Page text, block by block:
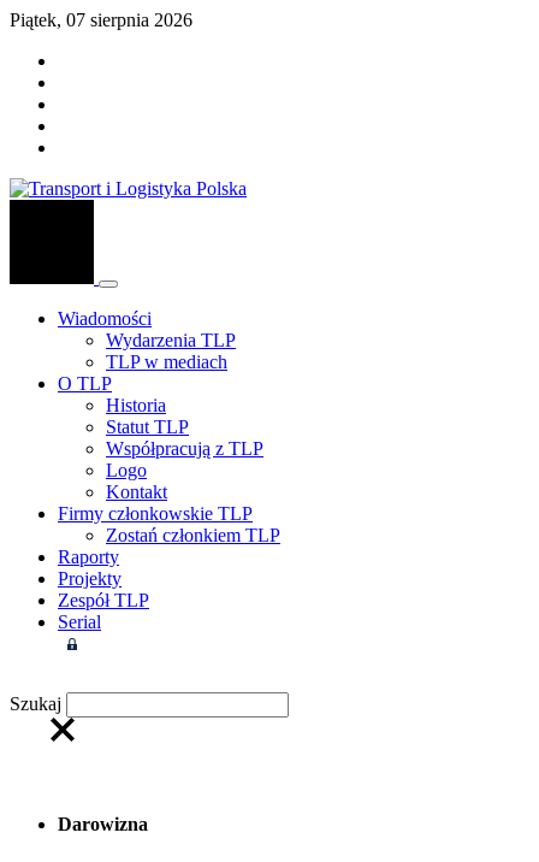
Piątek, 07 sierpnia 2026
Wiadomości
Wydarzenia TLP
TLP w mediach
O TLP
Historia
Statut TLP
Współpracują z TLP
Logo
Kontakt
Firmy członkowskie TLP
Zostań członkiem TLP
Raporty
Projekty
Zespół TLP
Serial
Szukaj
Darowizna